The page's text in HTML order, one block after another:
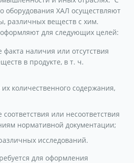
оборудования ХАЛ осуществляют
различных веществ с хим.
для следующих целей:
факта наличия или отсутствия
в продукте, в т. ч.
количественного содержания,
соответствия или несоответствия
нормативной документации;
исследований.
для оформления